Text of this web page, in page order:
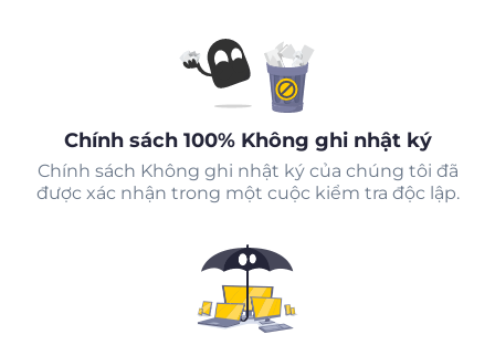
Chính sách 100% Không ghi nhật ký
Chính sách Không ghi nhật ký của chúng tôi đã
được xác nhận trong một cuộc kiểm tra độc lập.